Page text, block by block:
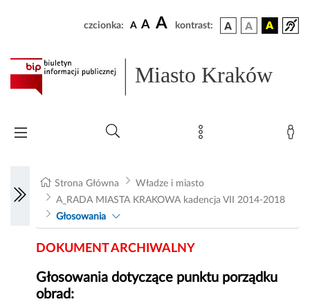
czcionka: A A A kontrast:
Miasto Kraków
Strona Główna
Władze i miasto
A_RADA MIASTA KRAKOWA kadencja VII 2014-2018
Głosowania
DOKUMENT ARCHIWALNY
Głosowania dotyczące punktu porządku
obrad: